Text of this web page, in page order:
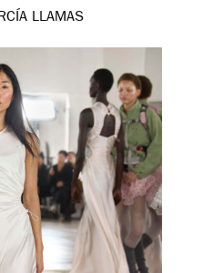
LLAMAS